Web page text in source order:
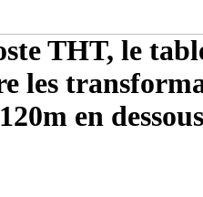
THT, le
les
120m en